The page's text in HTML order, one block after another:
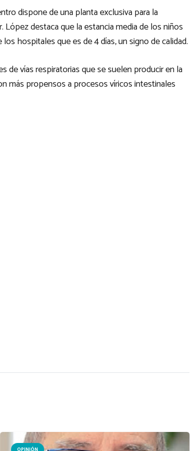
dispone de una planta exclusiva para la
destaca que la estancia media de los niños
hospitales que es de 4 días, un signo de calidad.
de vías respiratorias que se suelen producir en la
más propensos a procesos víricos intestinales
OPINIÓN